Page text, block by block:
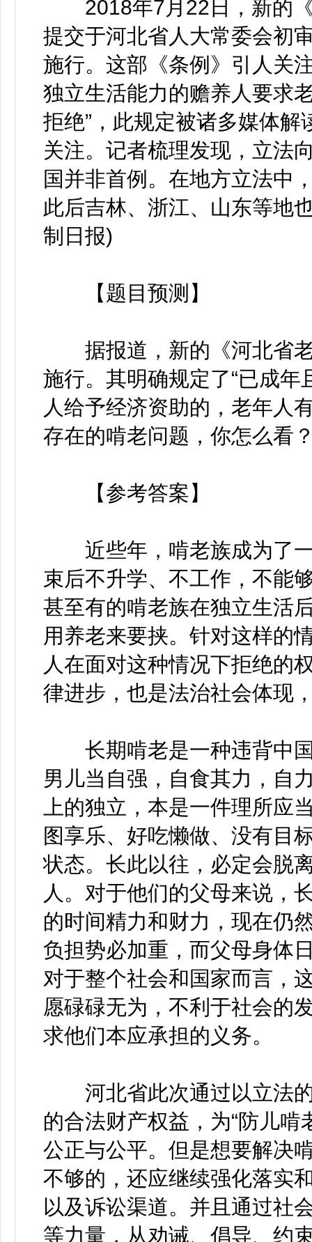
2018年7月22日，新的《
提交于河北省人大常委会初
施行。这部《条例》引人关
独立生活能力的赡养人要求
拒绝”，此规定被诸多媒体解
关注。记者梳理发现，立法
国并非首例。在地方立法中
此后吉林、浙江、山东等地
制日报)
【题目预测】
据报道，新的《河北省老
施行。其明确规定了“已成
人给予经济资助的，老年人
存在的啃老问题，你怎么看
【参考答案】
近些年，啃老族成为了一
束后不升学、不工作，不能
甚至有的啃老族在独立生活
用养老来要挟。针对这样的
人在面对这种情况下拒绝的
律进步，也是法治社会体现
长期啃老是一种违背中国
男儿当自强，自食其力，自
上的独立，本是一件理所应
图享乐、好吃懒做、没有目
状态。长此以往，必定会脱
人。对于他们的父母来说，
的时间精力和财力，现在仍
负担势必加重，而父母身体
对于整个社会和国家而言，
愿碌碌无为，不利于社会的
求他们本应承担的义务。
河北省此次通过以立法的
的合法财产权益，为“防儿
公正与公平。但是想要解决
不够的，还应继续强化落实
以及诉讼渠道。并且通过社
等力量，从劝诫、倡导、约